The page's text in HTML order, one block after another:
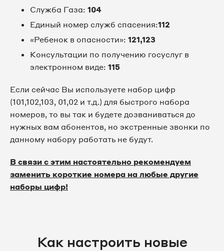
Служба Газа: 104
Единый номер служб спасения:112
«Ребенок в опасности»: 121,123
Консультации по получению госуслуг в
электронном виде: 115
Если сейчас Вы используете набор цифр
(101,102,103, 01,02 и т.д.) для быстрого набора
номеров, то вы так и будете дозваниваться до
нужных вам абонентов, но экстренные звонки по
данному набору работать не будут.
В связи с этим настоятельно рекомендуем
заменить короткие номера на любые другие
наборы цифр!
Как настроить новые